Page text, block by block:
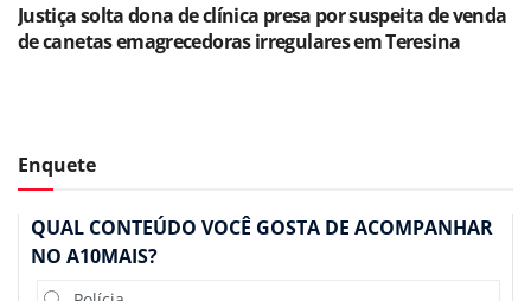
Justiça solta dona de clínica presa por suspeita de venda
de canetas emagrecedoras irregulares em Teresina
Enquete
QUAL CONTEÚDO VOCÊ GOSTA DE ACOMPANHAR
NO A10MAIS?